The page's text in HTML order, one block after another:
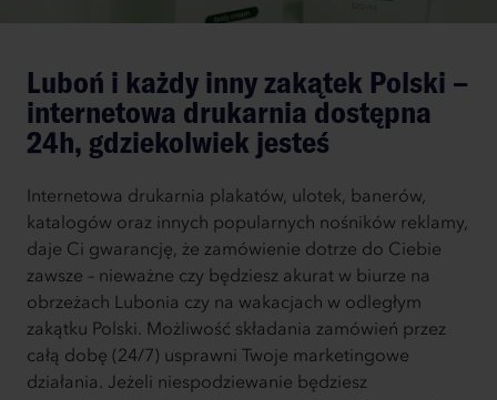
Luboń i każdy inny zakątek Polski –
internetowa drukarnia dostępna
24h, gdziekolwiek jesteś
Internetowa drukarnia plakatów, ulotek, banerów,
katalogów oraz innych popularnych nośników reklamy,
daje Ci gwarancję, że zamówienie dotrze do Ciebie
zawsze – nieważne czy będziesz akurat w biurze na
obrzeżach Lubonia czy na wakacjach w odległym
zakątku Polski. Możliwość składania zamówień przez
całą dobę (24/7) usprawni Twoje marketingowe
działania. Jeżeli niespodziewanie będziesz